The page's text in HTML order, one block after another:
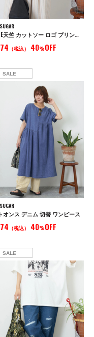
32/-OE天竺 カットソー ロゴ プリント Tシャツ
（税込） 40%OFF
SALE
オンス デニム 切替 ワンピース
（税込） 40%OFF
SALE